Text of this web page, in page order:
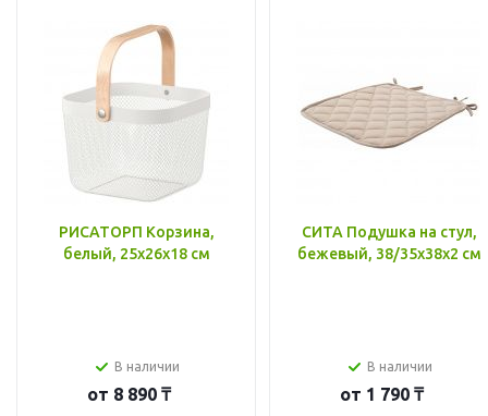
РИСАТОРП Корзина,
белый, 25x26x18 см
В наличии
от 8 890 ₸
СИТА Подушка на стул,
бежевый, 38/35x38x2 см
В наличии
от 1 790 ₸